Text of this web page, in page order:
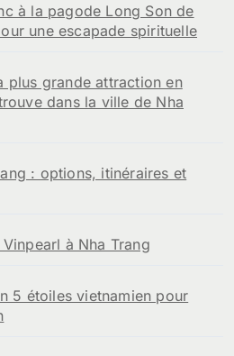
à la pagode Long Son de
une escapade spirituelle
plus grande attraction en
dans la ville de Nha
: options, itinéraires et
à Nha Trang
5 étoiles vietnamien pour